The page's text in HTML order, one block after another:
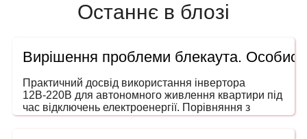
Останнє в блозі
Вирішення проблеми блекаута.
Практичний досвід використання інвертора
12В-220В для автономного живлення квартири під
час відключень електроенергії. Порівняння з
генераторами, ДБЖ і power station. На що звертати